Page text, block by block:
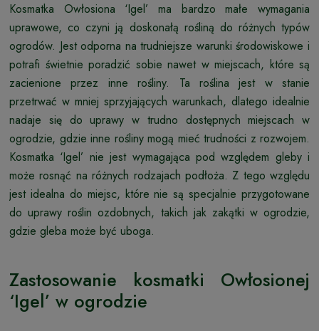
Kosmatka Owłosiona ‘Igel’ ma bardzo małe wymagania
uprawowe, co czyni ją doskonałą rośliną do różnych typów
ogrodów. Jest odporna na trudniejsze warunki środowiskowe i
potrafi świetnie poradzić sobie nawet w miejscach, które są
zacienione przez inne rośliny. Ta roślina jest w stanie
przetrwać w mniej sprzyjających warunkach, dlatego idealnie
nadaje się do uprawy w trudno dostępnych miejscach w
ogrodzie, gdzie inne rośliny mogą mieć trudności z rozwojem.
Kosmatka ‘Igel’ nie jest wymagająca pod względem gleby i
może rosnąć na różnych rodzajach podłoża. Z tego względu
jest idealna do miejsc, które nie są specjalnie przygotowane
do uprawy roślin ozdobnych, takich jak zakątki w ogrodzie,
gdzie gleba może być uboga.
Zastosowanie kosmatki Owłosionej
‘Igel’ w ogrodzie